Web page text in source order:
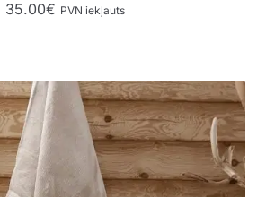
35.00€ PVN iekļauts